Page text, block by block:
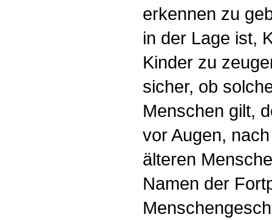
erkennen zu
in der Lage ist,
Kinder zu
sicher, ob
Menschen gilt,
vor Augen,
älteren
Namen der